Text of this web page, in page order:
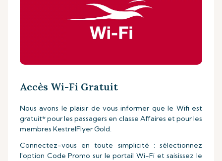
Accès Wi-Fi Gratuit
Nous avons le plaisir de vous informer que le Wifi est
gratuit* pour les passagers en classe Affaires et pour les
membres KestrelFlyer Gold.
Connectez-vous en toute simplicité : sélectionnez
l'option Code Promo sur le portail Wi-Fi et saisissez le